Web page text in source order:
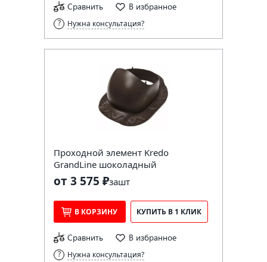
Сравнить В избранное
Нужна консультация?
Проходной элемент Kredo
GrandLine шоколадный
от 3 575 ₽зашт
В КОРЗИНУ КУПИТЬ В 1 КЛИК
Сравнить В избранное
Нужна консультация?